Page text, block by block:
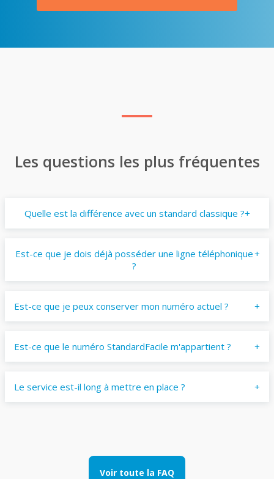
Les questions les plus fréquentes
Quelle est la différence avec un standard classique ?
Est-ce que je dois déjà posséder une ligne téléphonique
?
Est-ce que je peux conserver mon numéro actuel ?
Est-ce que le numéro StandardFacile m'appartient ?
Le service est-il long à mettre en place ?
Voir toute la FAQ